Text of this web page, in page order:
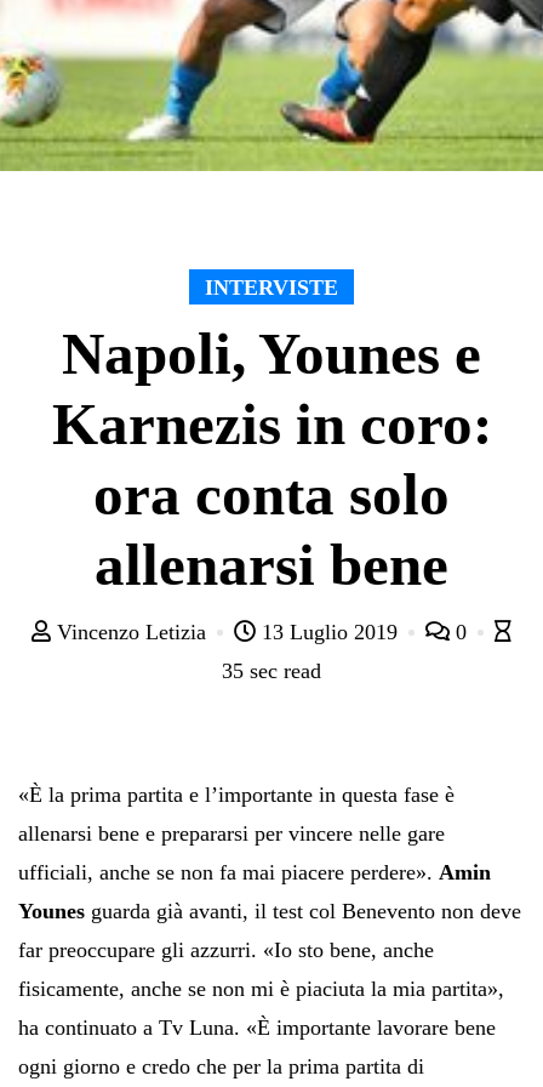
INTERVISTE
Napoli, Younes e
Karnezis in coro:
ora conta solo
allenarsi bene
Vincenzo Letizia 13 Luglio 2019
0
35 sec read
«È la prima partita e l’importante in questa fase è
allenarsi bene e prepararsi per vincere nelle gare
ufficiali, anche se non fa mai piacere perdere». Amin
Younes guarda già avanti, il test col Benevento non deve
far preoccupare gli azzurri. «Io sto bene, anche
fisicamente, anche se non mi è piaciuta la mia partita»,
ha continuato a Tv Luna. «È importante lavorare bene
ogni giorno e credo che per la prima partita di